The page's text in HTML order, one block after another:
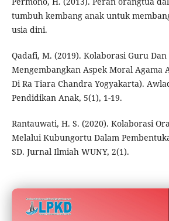
tumbuh kembang anak untuk
usia dini.
Qadafi, M. (2019). Kolaborasi Guru
Mengembangkan Aspek Moral Agama
Di Ra Tiara Chandra Yogyakarta).
Pendidikan Anak, 5(1), 1-19.
Rantauwati, H. S. (2020). Kolaborasi
Melalui Kubungortu Dalam
SD. Jurnal Ilmiah WUNY, 2(1).